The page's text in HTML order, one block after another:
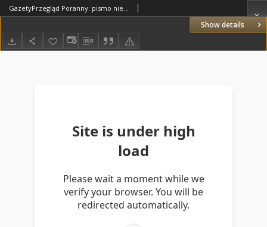
Show details
GazetyPrzegląd Poranny: pismo niezależne i bezpartyjne 1922.11.18 R.2 Nr310